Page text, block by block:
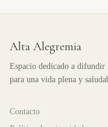
Alta Alegremia
Espacio dedicado a
para una vida plena y
Contacto